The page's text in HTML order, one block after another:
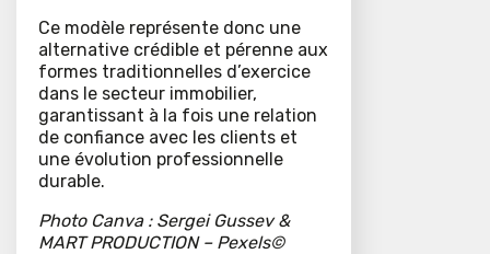
Ce modèle représente donc une
alternative crédible et pérenne aux
formes traditionnelles d’exercice
dans le secteur immobilier,
garantissant à la fois une relation
de confiance avec les clients et
une évolution professionnelle
durable.
Photo Canva : Sergei Gussev &
MART PRODUCTION – Pexels©